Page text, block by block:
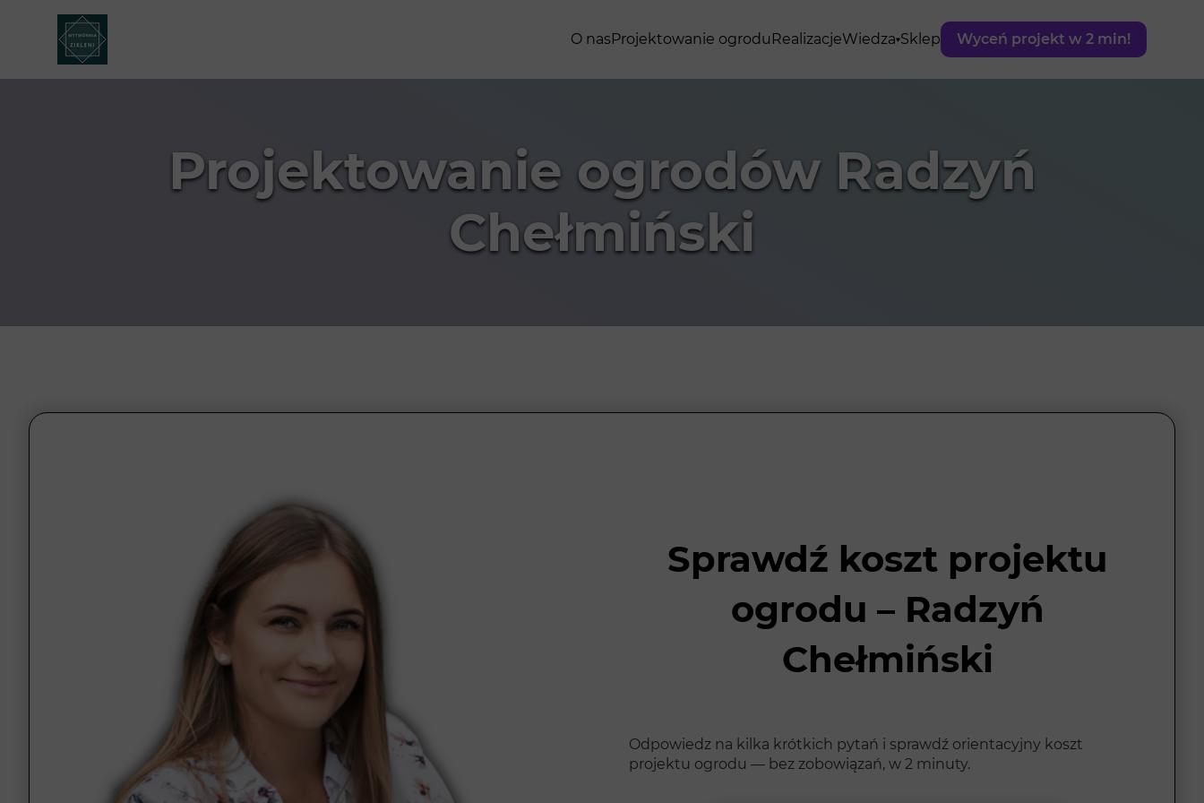
O nasProjektowanie ogrodu RealizacjeWiedza Sklep Wyceń projekt w 2 min!
Projektowanie ogrodów Radzyń
Chełmiński
Sprawdź koszt projektu
ogrodu – Radzyń
Chełmiński
Odpowiedz na kilka krótkich pytań i sprawdź orientacyjny koszt
projektu ogrodu — bez zobowiązań, w 2 minuty.